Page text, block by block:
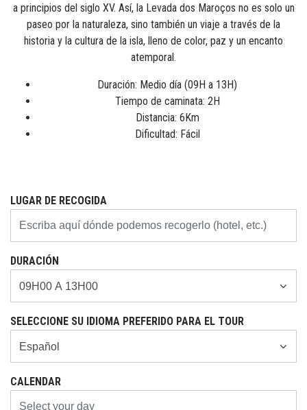
a principios del siglo XV. Así, la Levada dos Maroços no es solo un
paseo por la naturaleza, sino también un viaje a través de la
historia y la cultura de la isla, lleno de color, paz y un encanto
atemporal.
Duración: Medio día (09H a 13H)
Tiempo de caminata: 2H
Distancia: 6Km
Dificultad: Fácil
LUGAR DE RECOGIDA
DURACIÓN
SELECCIONE SU IDIOMA PREFERIDO PARA EL TOUR
CALENDAR